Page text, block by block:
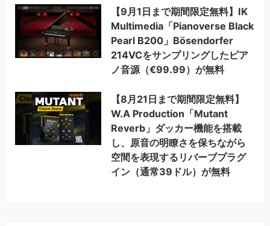
【9月1日まで期間限定無料】IK
Multimedia「Pianoverse Black
Pearl B200」Bösendorfer
214VCをサンプリングしたピア
ノ音源（€99.99）が無料
【8月21日まで期間限定無料】
W.A Production「Mutant
Reverb」ダッカー機能を搭載
し、原音の明瞭さを保ちながら
空間を表現するリバーブプラグ
イン（通常39ドル）が無料